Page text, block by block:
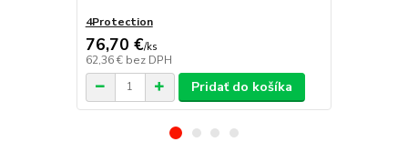
4Protection
76,70 €/ks
62,36 € bez DPH
Pridať do košíka